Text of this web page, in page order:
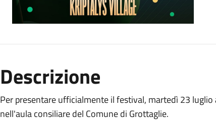
Descrizione
Per presentare ufficialmente il festival, martedì 23
nell'aula consiliare del Comune di Grottaglie.